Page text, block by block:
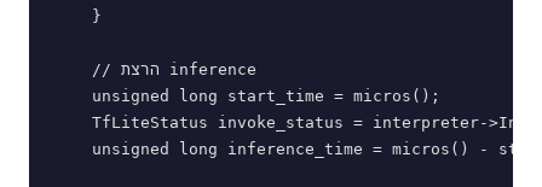
    }
    // הרצת inference
    unsigned long start_time = micros();
TfLiteStatus invoke_status = interpreter-
unsigned long inference_time = micros() -